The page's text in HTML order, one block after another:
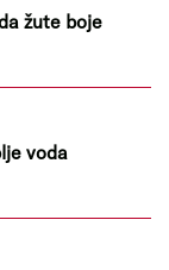
žute boje
voda